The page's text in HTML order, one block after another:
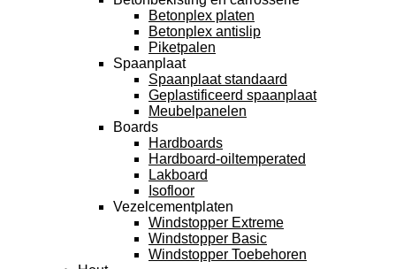
Betonplex platen
Betonplex antislip
Piketpalen
Spaanplaat
Spaanplaat standaard
Geplastificeerd spaanplaat
Meubelpanelen
Boards
Hardboards
Hardboard-oiltemperated
Lakboard
Isofloor
Vezelcementplaten
Windstopper Extreme
Windstopper Basic
Windstopper Toebehoren